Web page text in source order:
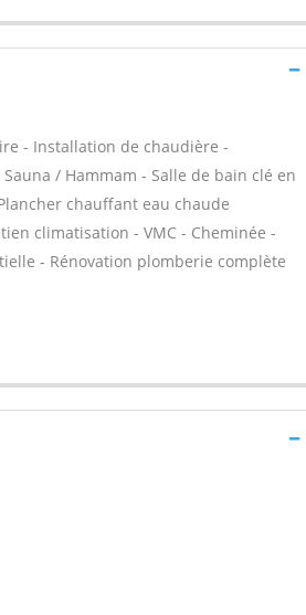
- Installation de chaudière -
/ Hammam - Salle de bain clé en
chauffant eau chaude
climatisation - VMC - Cheminée -
- Rénovation plomberie complète